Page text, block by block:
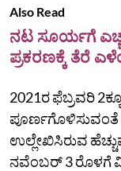
Also Read
ನಟ ಸೂರ್ಯಗೆ
ಪ್ರಕರಣಕ್ಕೆ ತೆರೆ
2021ರ ಫೆಬ್ರವರಿ
ಪೂರ್ಣಗೊಳಿಸುವಂತೆ
ಉಲ್ಲೇಖಿಸಿರುವ
ನವೆಂಬರ್ 3 ರೊಳಗೆ